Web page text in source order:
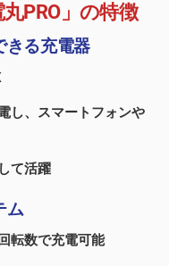
PRO」の特徴
きる充電器
し、スマートフォンや
て活躍
ム
転数で充電可能